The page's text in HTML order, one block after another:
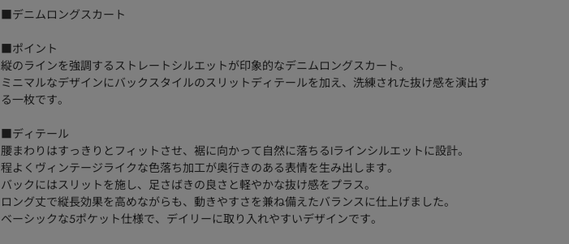
■デニムロングスカート
■ポイント
縦のラインを強調するストレートシルエットが印象的なデニムロングスカート。
ミニマルなデザインにバックスタイルのスリットディテールを加え、洗練された抜け感を演出す
る一枚です。
■ディテール
腰まわりはすっきりとフィットさせ、裾に向かって自然に落ちるIラインシルエットに設計。
程よくヴィンテージライクな色落ち加工が奥行きのある表情を生み出します。
バックにはスリットを施し、足さばきの良さと軽やかな抜け感をプラス。
ロング丈で縦長効果を高めながらも、動きやすさを兼ね備えたバランスに仕上げました。
ベーシックな5ポケット仕様で、デイリーに取り入れやすいデザインです。